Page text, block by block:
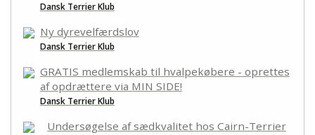
Dansk Terrier Klub
Ny dyrevelfærdslov
Dansk Terrier Klub
GRATIS medlemskab til hvalpekøbere - oprettes
af opdrættere via MIN SIDE!
Dansk Terrier Klub
Undersøgelse af sædkvalitet hos Cairn-Terrier